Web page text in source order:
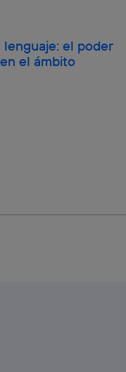
el poder
el ámbito